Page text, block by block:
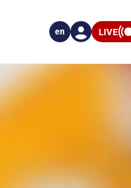
LIVE
en